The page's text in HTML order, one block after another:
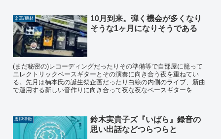
楽器/機材
10月到来。弾く機会が多くなり
そうな1ヶ月になりそうである
(まだ秘密の)レコーディングだったりその準備等で自部屋に籠って
エレクトリックベースギターとその演奏に向き合う夜を重ねてい
る。先月は楠本氏の誕生祭企画だったり白線の内側のライブ、新曲
で運用する新しい音作りに向き合って夜な夜なベースギターを
表現活動
鈴木実貴子ズ『いばら』録音の
思い出話などつらつらと